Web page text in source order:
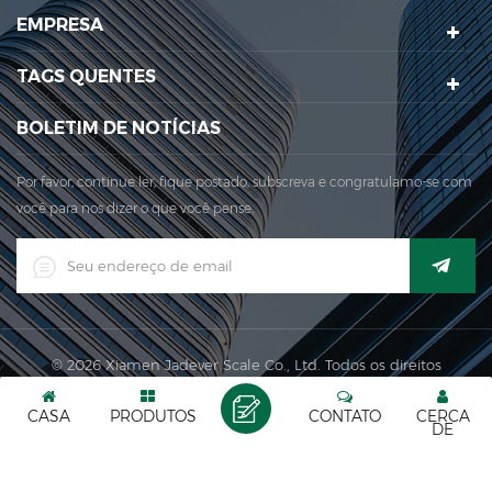
principal área de produção para a nossa empresa está
localizada naqui. Aqui. Em 2006, Jadever adquiriu a ISO ...
EMPRESA
TAGS QUENTES
BOLETIM DE NOTÍCIAS
Por favor, continue ler, fique postado, subscreva e congratulamo-se com
você para nos dizer o que você pense.
© 2026 Xiamen Jadever Scale Co., Ltd. Todos os direitos
reservados. | XML
Rede IPv6 suportada
CASA PRODUTOS CERCA
DE
CONTATO